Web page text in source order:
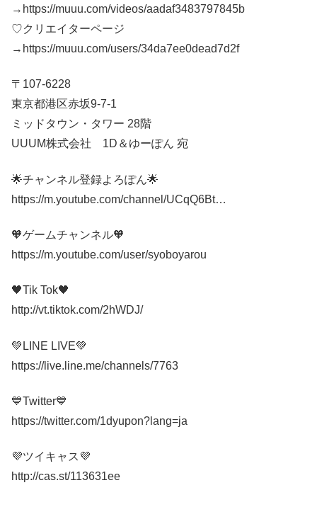
→https://muuu.com/videos/aadaf3483797845b
♡クリエイターページ
→https://muuu.com/users/34da7ee0dead7d2f
〒107-6228
東京都港区赤坂9-7-1
ミッドタウン・タワー 28階
UUUM株式会社 1D＆ゆーぽん 宛
🌟チャンネル登録よろぽん🌟
https://m.youtube.com/channel/UCqQ6Bt…
🧡ゲームチャンネル🧡
https://m.youtube.com/user/syoboyarou
🖤Tik Tok🖤
http://vt.tiktok.com/2hWDJ/
💚LINE LIVE💚
https://live.line.me/channels/7763
💙Twitter💙
https://twitter.com/1dyupon?lang=ja
💜ツイキャス💜
http://cas.st/113631ee